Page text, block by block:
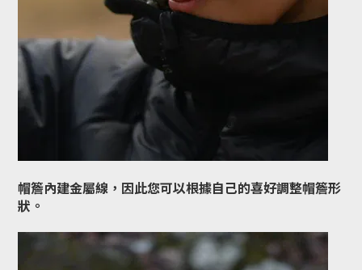
帽簷內建金屬線，因此您可以根據自己的喜好調整帽簷形
狀。